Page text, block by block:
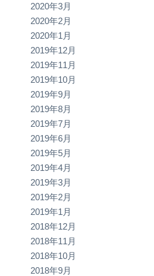
2020年3月
2020年2月
2020年1月
2019年12月
2019年11月
2019年10月
2019年9月
2019年8月
2019年7月
2019年6月
2019年5月
2019年4月
2019年3月
2019年2月
2019年1月
2018年12月
2018年11月
2018年10月
2018年9月